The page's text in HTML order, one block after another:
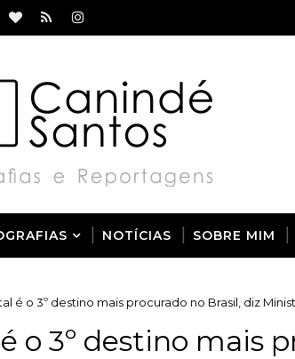
NOTÍCIAS SOBRE MIM
é o 3º destino mais procurado no Brasil, diz
o 3º destino mais